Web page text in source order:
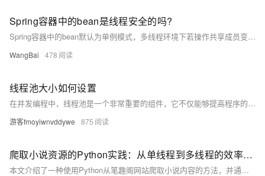
Spring容器中的bean是线程安全的吗?
Spring容器中的bean默认为单例模式，多线程环境下若操作共享成员变量，易引发线程安全问题。Spring未对单例bean做线程安全处理，需开发者自行解决。通常，Spring bean（如Controller、Service、Dao）无状态变化，故多为线程安全。若涉及线程安全问题，可通过编码或设置bean作用域为prototype解决。
WangBai 478
线程池大小如何设置
在并发编程中，线程池是一个非常重要的组件，它不仅能够提高程序的响应速度，还能有效地利用系统资源。合理设置线程池的大小对于优化系统性能至关重要。本文将探讨如何根据应用场景和系统资源来设置线程池的大小。
游客fmoyiwnvddywe 875
爬取小说资源的Python实践：从单线程到多线程的效率飞跃
本文介绍了一种使用Python从笔趣阁网站爬取小说内容的方法，并通过引入多线程技术大幅提高了下载效率。文章首先概述了环境准备，包括所需安装的库，然后详细描述了爬虫程序的设计与实现过程，包括发送HTTP请求、解析HTML文档、提取章节链接及多线程下载等步骤。最后，强调了性能优化的重要性，并提醒读者遵守相关法律法规。